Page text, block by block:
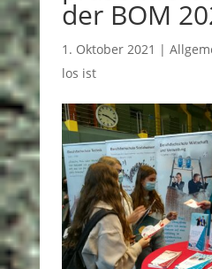
der BOM
1. Oktober 2021 |
los ist